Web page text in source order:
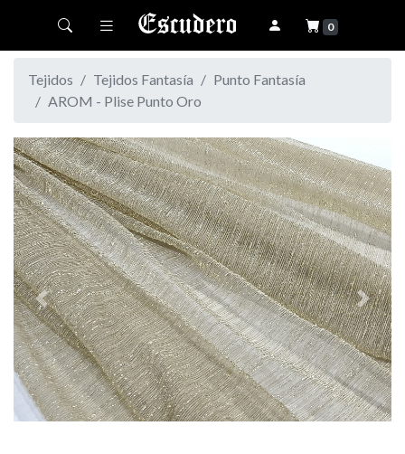
Toggle navigation 0
Tejidos Tejidos Fantasía
Punto Fantasía
AROM - Plise Punto Oro
Previous Next